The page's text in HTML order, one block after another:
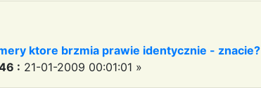
ktore brzmia prawie identycznie - znacie?
: 21-01-2009 00:01:01 »